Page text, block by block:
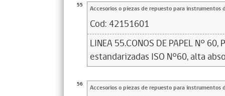
55 Accesorios o piezas de repuesto para instrumentos
Cod: 42151601
LINEA 55.CONOS DE PAPEL N°
estandarizadas ISO N°60, alta
56 Accesorios o piezas de repuesto para instrumentos